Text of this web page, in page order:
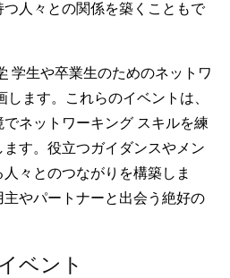
人々との関係を築くこともで
学生や卒業生のためのネットワ
ます。これらのイベントは、
ネットワーキング スキルを練
す。役立つガイダンスやメン
々とのつながりを構築しま
やパートナーと出会う絶好の
ベント